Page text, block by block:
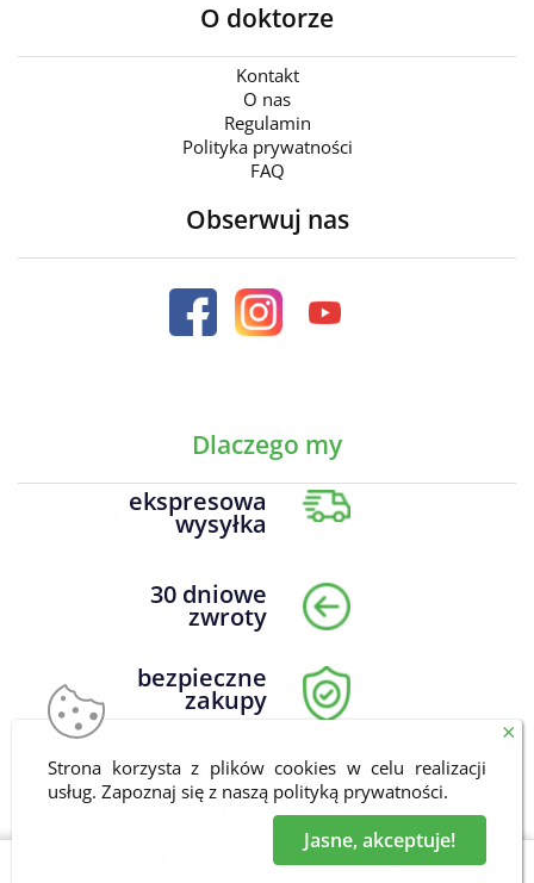
0
O doktorze
Kontakt
O nas
Regulamin
Polityka prywatności
FAQ
Obserwuj nas
Dlaczego my
ekspresowa
wysyłka
30 dniowe
zwroty
bezpieczne
zakupy
DrNatural.pl Wszelkie prawa zastrzeżone © 2026
Zakupywww.redicon.pl
Strona korzysta z plików cookies w celu realizacji
usług. Zapoznaj się z naszą polityką prywatności.
×
Jasne, akceptuje!